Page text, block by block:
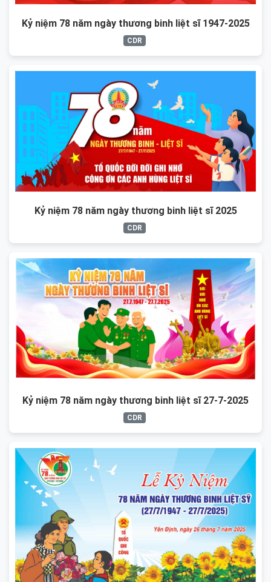
Kỷ niệm 78 năm ngày thương binh liệt sĩ 1947-2025
CDR
Kỷ niệm 78 năm ngày thương binh liệt sĩ 2025
CDR
Kỷ niệm 78 năm ngày thương binh liệt sĩ 27-7-2025
CDR